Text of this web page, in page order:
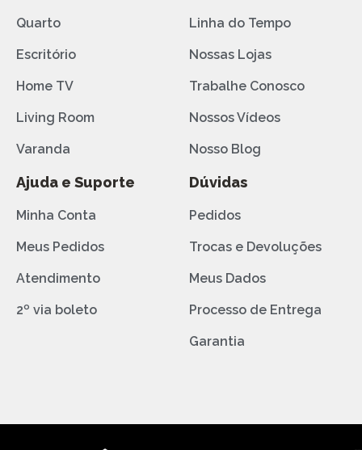
Quarto
Escritório
Home TV
Living Room
Varanda
Linha do Tempo
Nossas Lojas
Trabalhe Conosco
Nossos Vídeos
Nosso Blog
Ajuda e Suporte
Minha Conta
Meus Pedidos
Atendimento
2º via boleto
Dúvidas
Pedidos
Trocas e Devoluções
Meus Dados
Processo de Entrega
Garantia